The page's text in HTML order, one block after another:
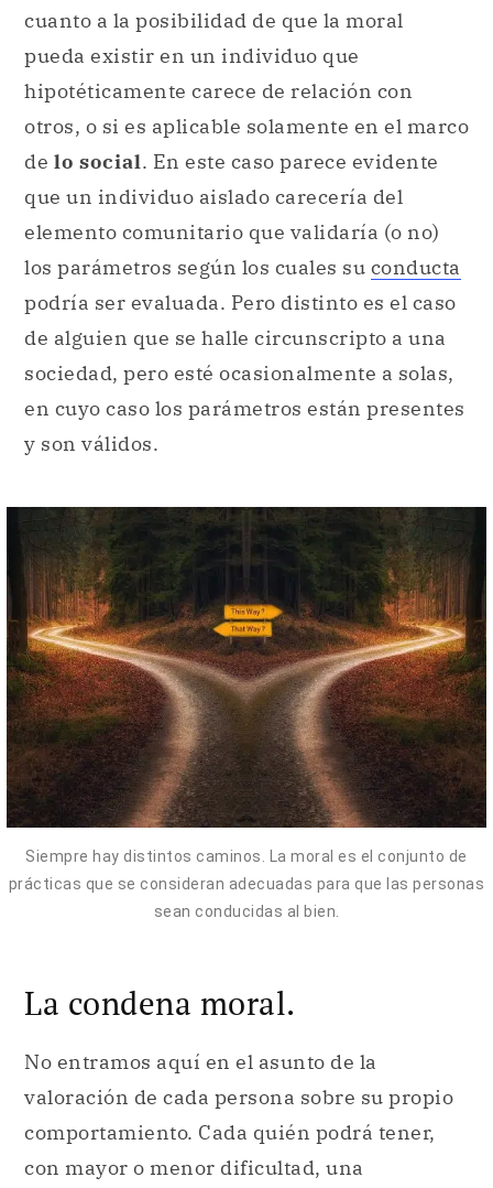
cuanto a la posibilidad de que la moral
pueda existir en un individuo que
hipotéticamente carece de relación con
otros, o si es aplicable solamente en el marco
de lo social. En este caso parece evidente
que un individuo aislado carecería del
elemento comunitario que validaría (o no)
los parámetros según los cuales su conducta
podría ser evaluada. Pero distinto es el caso
de alguien que se halle circunscripto a una
sociedad, pero esté ocasionalmente a solas,
en cuyo caso los parámetros están presentes
y son válidos.
Siempre hay distintos caminos. La moral es el conjunto de
prácticas que se consideran adecuadas para que las personas
sean conducidas al bien.
La condena moral.
No entramos aquí en el asunto de la
valoración de cada persona sobre su propio
comportamiento. Cada quién podrá tener,
con mayor o menor dificultad, una